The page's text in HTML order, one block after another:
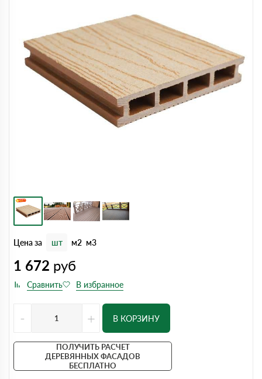
Цена за шт м2 м3
1 672 руб
- + В КОРЗИНУ
ПОЛУЧИТЬ РАСЧЕТ
ДЕРЕВЯННЫХ ФАСАДОВ
БЕСПЛАТНО